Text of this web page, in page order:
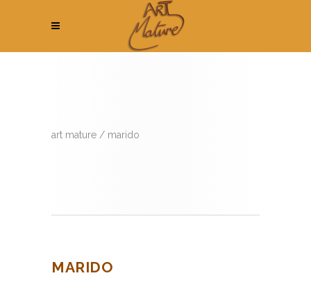
art mature / marido
MARIDO